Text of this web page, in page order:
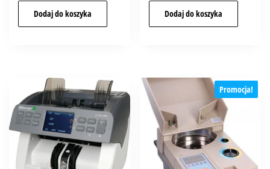
Dodaj do koszyka Dodaj do koszyka
Promocja!